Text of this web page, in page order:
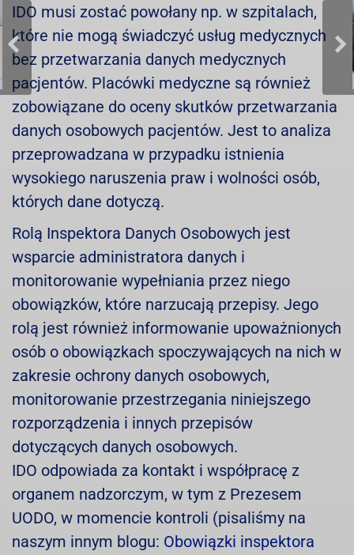
IDO musi zostać powołany np. w szpitalach,
które nie mogą świadczyć usług medycznych
bez przetwarzania danych medycznych
pacjentów. Placówki medyczne są również
zobowiązane do oceny skutków przetwarzania
danych osobowych pacjentów. Jest to analiza
przeprowadzana w przypadku istnienia
wysokiego naruszenia praw i wolności osób,
których dane dotyczą.
Rolą Inspektora Danych Osobowych jest
wsparcie administratora danych i
monitorowanie wypełniania przez niego
obowiązków, które narzucają przepisy. Jego
rolą jest również informowanie upoważnionych
osób o obowiązkach spoczywających na nich w
zakresie ochrony danych osobowych,
monitorowanie przestrzegania niniejszego
rozporządzenia i innych przepisów
dotyczących danych osobowych.
IDO odpowiada za kontakt i współpracę z
organem nadzorczym, w tym z Prezesem
UODO, w momencie kontroli (pisaliśmy na
naszym innym blogu: Obowiązki inspektora